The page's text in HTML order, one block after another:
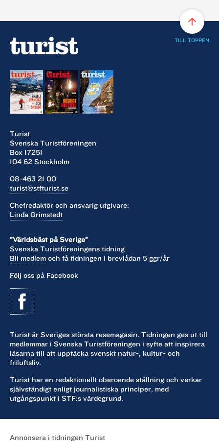
Turist
Svenska Turistföreningen
Box 17251
104 62 Stockholm
08-463 21 00
turist@stfturist.se
Chefredaktör och ansvarig utgivare:
Linda Grimstedt
”Världsbäst på Sverige”
Svenska Turistföreningens tidning
Bli medlem och få tidningen i brevlådan 5 ggr/år
Följ oss på Facebook
Turist är Sveriges största resemagasin. Tidningen ges ut till
medlemmar i Svenska Turistföreningen i syfte att inspirera
läsarna till att upptäcka svenskt natur-, kultur- och
friluftsliv.
Turist har en redaktionellt oberoende ställning och verkar
självständigt enligt journalistiska principer, med
utgångspunkt i STF:s värdegrund.
arrow_upward
TILL TOPPEN
Annonsera i tidningen Turist